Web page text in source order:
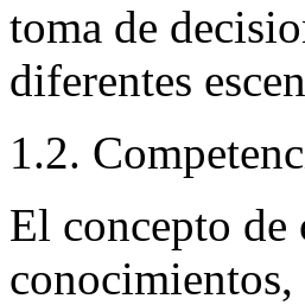
toma de
diferentes
1.2.
El concepto de
conocimientos,